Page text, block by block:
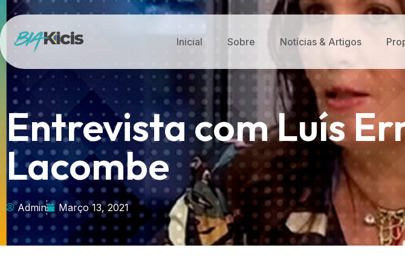
Entrevista com Luís
Lacombe
Admin Março 13, 2021
Inicial Sobre Notícias & Artigos